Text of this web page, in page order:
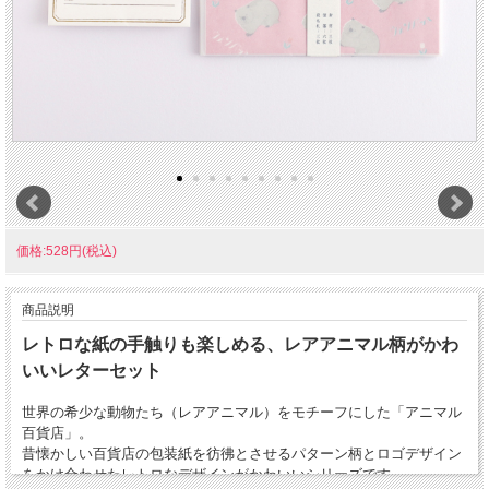
価格:528円(税込)
商品説明
レトロな紙の手触りも楽しめる、レアアニマル柄がかわ
いいレターセット
世界の希少な動物たち（レアアニマル）をモチーフにした「アニマル
百貨店」。
昔懐かしい百貨店の包装紙を彷彿とさせるパターン柄とロゴデザイン
をかけ合わせたレトロなデザインがかわいいシリーズです。